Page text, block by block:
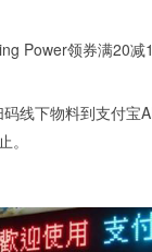
Power领券满20减
线下物料到支付宝
。